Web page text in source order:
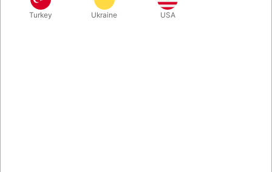
Turkey Ukraine USA